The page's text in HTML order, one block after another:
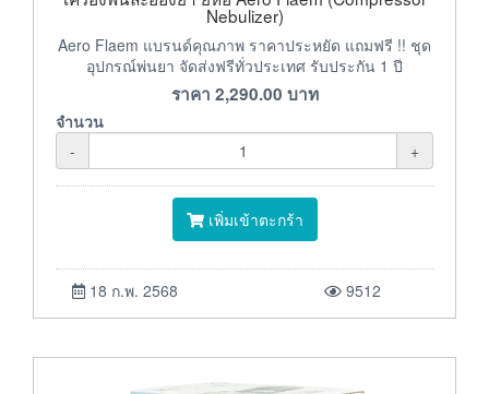
Nebulizer)
Aero Flaem แบรนด์คุณภาพ ราคาประหยัด แถมฟรี !! ชุด
อุปกรณ์พ่นยา จัดส่งฟรีทั่วประเทศ รับประกัน 1 ปี
ราคา 2,290.00 บาท
จำนวน
-
+
เพิ่มเข้าตะกร้า
18 ก.พ. 2568 9512